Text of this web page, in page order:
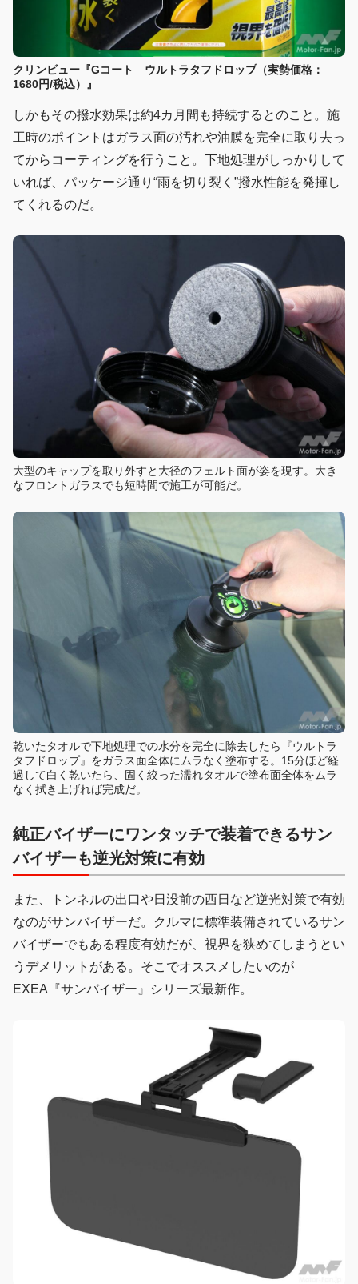
クリンビュー『Gコート ウルトラタフドロップ（実勢価格：
1680円/税込）』
しかもその撥水効果は約4カ月間も持続するとのこと。施
工時のポイントはガラス面の汚れや油膜を完全に取り去っ
てからコーティングを行うこと。下地処理がしっかりして
いれば、パッケージ通り“雨を切り裂く”撥水性能を発揮し
てくれるのだ。
大型のキャップを取り外すと大径のフェルト面が姿を現す。大き
なフロントガラスでも短時間で施工が可能だ。
乾いたタオルで下地処理での水分を完全に除去したら『ウルトラ
タフドロップ』をガラス面全体にムラなく塗布する。15分ほど経
過して白く乾いたら、固く絞った濡れタオルで塗布面全体をムラ
なく拭き上げれば完成だ。
純正バイザーにワンタッチで装着できるサン
バイザーも逆光対策に有効
また、トンネルの出口や日没前の西日など逆光対策で有効
なのがサンバイザーだ。クルマに標準装備されているサン
バイザーでもある程度有効だが、視界を狭めてしまうとい
うデメリットがある。そこでオススメしたいのが
EXEA『サンバイザー』シリーズ最新作。